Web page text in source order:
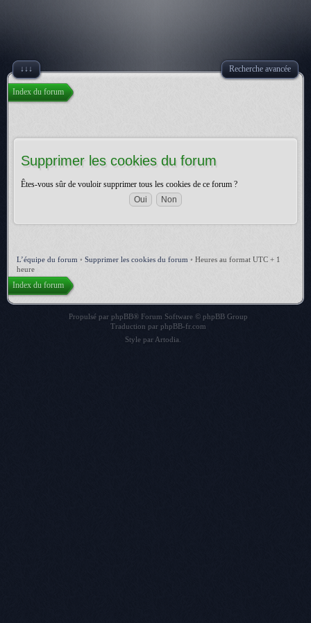
↓↓↓ Recherche avancée
Index du forum
Supprimer les cookies du forum
Êtes-vous sûr de vouloir supprimer tous les cookies de ce forum ?
L’équipe du forum • Supprimer les cookies du forum • Heures au format UTC + 1
heure
Index du forum
Propulsé par phpBB® Forum Software © phpBB Group
Traduction par phpBB-fr.com
Style par Artodia